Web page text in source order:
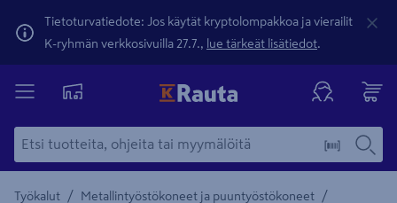
Tietoturvatiedote: Jos käytät kryptolompakkoa ja vierailit
K-ryhmän verkkosivuilla 27.7., lue tärkeät lisätiedot.
Työkalut / Metallintyöstökoneet ja puuntyöstökoneet /